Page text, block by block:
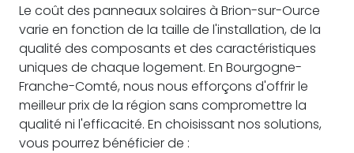
Le coût des panneaux solaires à Brion-sur-Ource
varie en fonction de la taille de l'installation, de la
qualité des composants et des caractéristiques
uniques de chaque logement. En Bourgogne-
Franche-Comté, nous nous efforçons d'offrir le
meilleur prix de la région sans compromettre la
qualité ni l'efficacité. En choisissant nos solutions,
vous pourrez bénéficier de :